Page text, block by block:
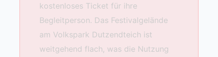
kostenloses Ticket für ihre
Begleitperson. Das Festivalgelände
am Volkspark Dutzendteich ist
weitgehend flach, was die Nutzung